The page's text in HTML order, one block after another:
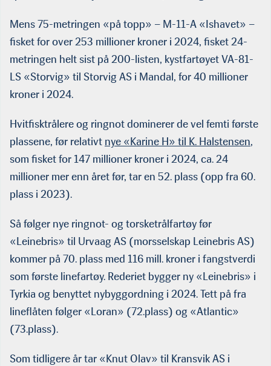
Mens 75-metringen «på topp» – M-11-A «Ishavet» –
fisket for over 253 millioner kroner i 2024, fisket 24-
metringen helt sist på 200-listen, kystfartøyet VA-81-
LS «Storvig» til Storvig AS i Mandal, for 40 millioner
kroner i 2024.
Hvitfisktrålere og ringnot dominerer de vel femti første
plassene, før relativt nye «Karine H» til K. Halstensen,
som fisket for 147 millioner kroner i 2024, ca. 24
millioner mer enn året før, tar en 52. plass (opp fra 60.
plass i 2023).
Så følger nye ringnot- og torsketrålfartøy før
«Leinebris» til Urvaag AS (morsselskap Leinebris AS)
kommer på 70. plass med 116 mill. kroner i fangstverdi
som første linefartøy. Rederiet bygger ny «Leinebris» i
Tyrkia og benyttet nybyggordning i 2024. Tett på fra
lineflåten følger «Loran» (72.plass) og «Atlantic»
(73.plass).
Som tidligere år tar «Knut Olav» til Kransvik AS i